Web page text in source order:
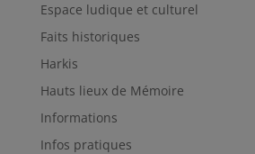
Espace ludique et culturel
Faits historiques
Harkis
Hauts lieux de Mémoire
Informations
Infos pratiques